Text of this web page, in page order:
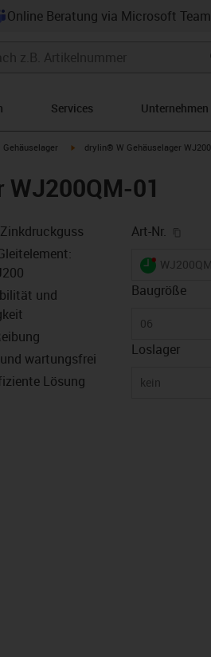
Online Beratung via Microsoft
Services Unternehmen
igus-icon-arrow-right
Gehäuselager igus-icon-arrow-right
drylin® W Gehäuselager
01
und
wartungsfrei
Lösung
Art-Nr.
igus-icon-
Baugröße
06
Loslager
kein